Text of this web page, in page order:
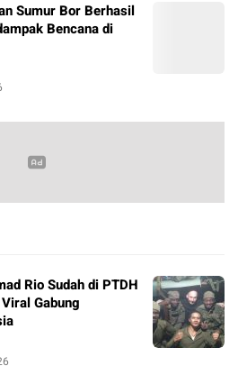
Sumur Bor Berhasil
Bencana di
Rio Sudah di PTDH
Gabung